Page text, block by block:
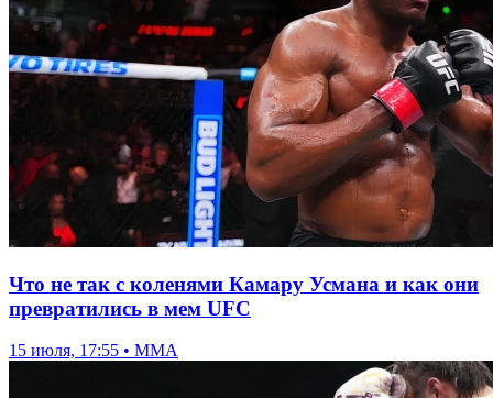
Что не так с коленями Камару Усмана и как они
превратились в мем UFC
15 июля, 17:55 • ММА